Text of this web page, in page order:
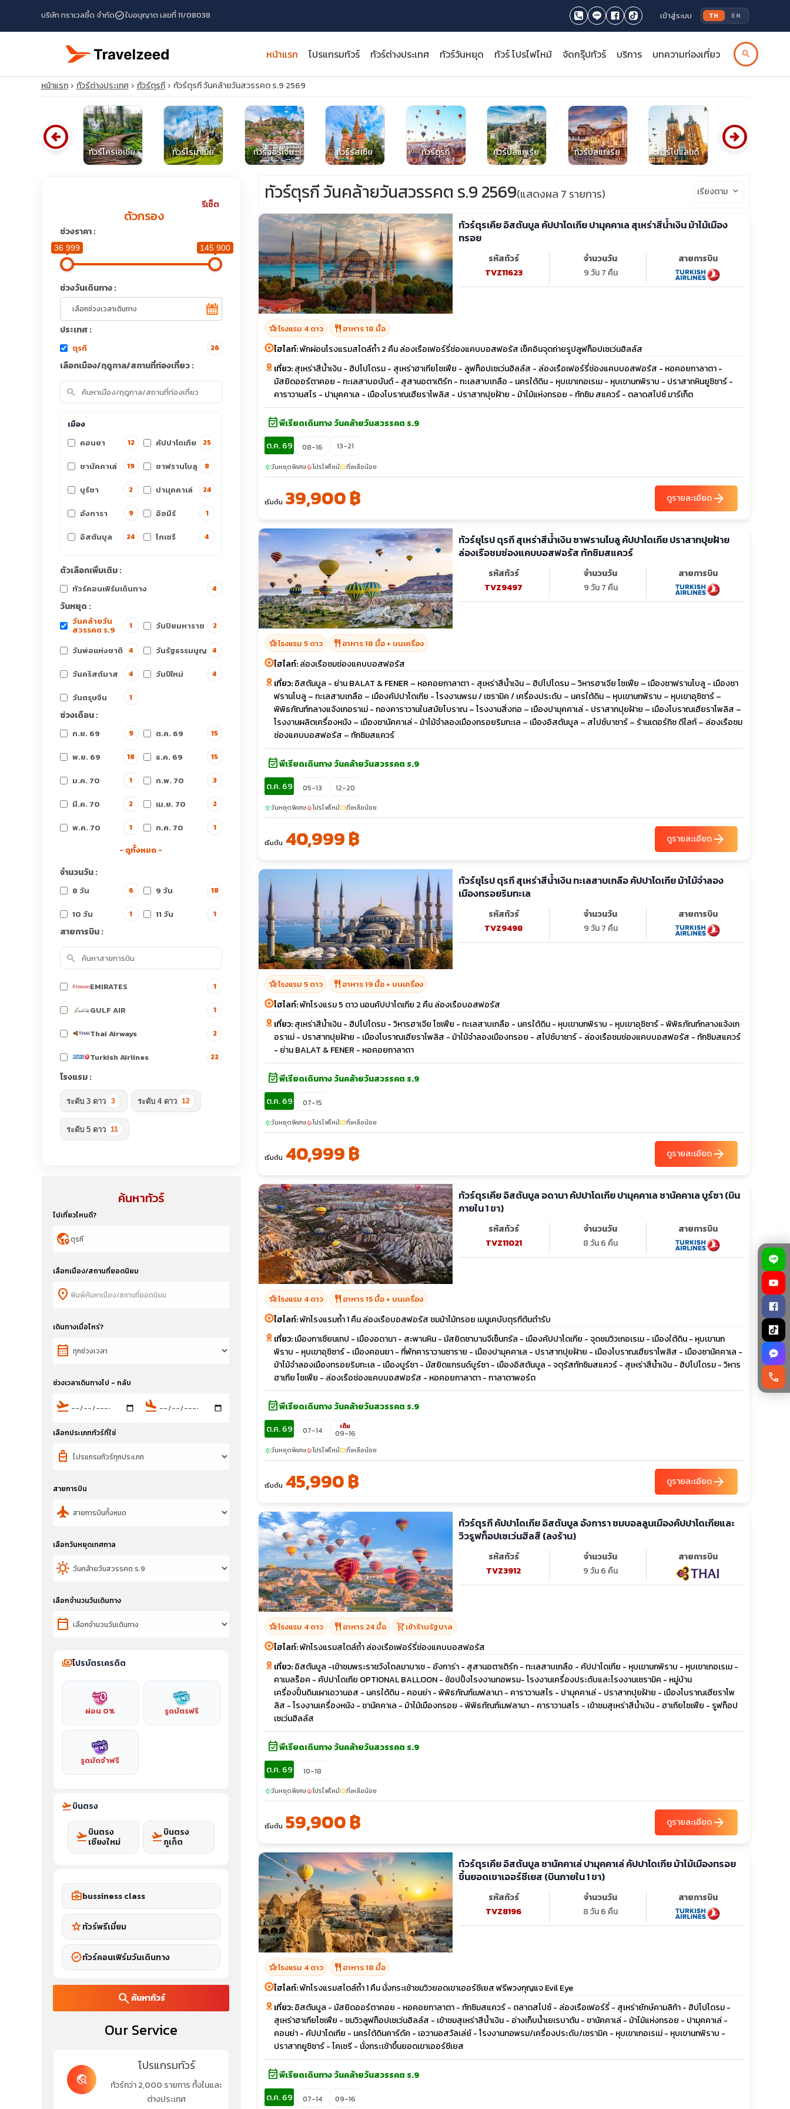
บริษัท ทราเวลซี้ด จำกัดcheck_circleใบอนุญาต เลขที่ 11/08038 เข้าสู่ระบบ TH EN
หน้าแรก โปรแกรมทัวร์ ทัวร์ต่างประเทศ ทัวร์วันหยุด ทัวร์ โปรไฟไหม้ จัดกรุ๊ปทัวร์ บริการ บทความท่องเที่ยว search
close
หน้าแรก ทัวร์ต่างประเทศ ทัวร์ตุรกี ทัวร์ตุรกี วันคล้ายวันสวรรคต ร.9 2569
ทัวร์โปแลนด์ ทัวร์โครเอเชีย ทัวร์โรมาเนีย ทัวร์จอร์เจีย ทัวร์รัสเซีย ทัวร์ตุรกี ทัวร์บัลแกเรีย ทัวร์บัลแกเรีย ทัวร์โปแลนด์ ทัวร์โครเอเชีย
arrow_circle_left arrow_circle_right
รีเซ็ต
ตัวกรอง
ช่วงราคา :
36 999 145 900
ช่วงวันเดินทาง :
ประเทศ :
ตุรกี 26
เลือกเมือง/ฤดูกาล/สถานที่ท่องเที่ยว :
search
เมือง
คอนยา
12 คัปปาโดเกีย 25
ชานัคคาเล่ 19 ซาฟรานโบลู 8
บูร์ซา 2 ปามุคคาเล่ 24
อังการา 9 อิซมีร์ 1
อิสตันบูล 24 ไกเซรี 4
ตัวเลือกเพิ่มเติม :
ทัวร์คอนเฟิร์มเดินทาง 4
วันหยุด :
วันคล้ายวัน
สวรรคต ร.9 1 วันปิยมหาราช 2
วันพ่อแห่งชาติ 4 วันรัฐธรรมนูญ 4
วันคริสต์มาส 4 วันปีใหม่ 4
วันตรุษจีน 1
ช่วงเดือน :
ก.ย. 69 9 ต.ค. 69 15
พ.ย. 69 18 ธ.ค. 69 15
ม.ค. 70 1 ก.พ. 70 3
มี.ค. 70 2 เม.ย. 70 2
พ.ค. 70 1 ก.ค. 70 1
- ดูทั้งหมด -
จำนวนวัน :
8 วัน 6 9 วัน 18
10 วัน 1 11 วัน 1
สายการบิน :
search
EMIRATES 1
GULF AIR 1
Thai Airways 2
Turkish Airlines 22
โรงแรม :
ระดับ 3 ดาว 3 ระดับ 4 ดาว 12
ระดับ 5 ดาว 11
ค้นหาทัวร์
ไปเที่ยวไหนดี?
globe_location_pin
เลือกเมือง/สถานที่ยอดนิยม
location_on
เดินทางเมื่อไหร่?
calendar_month
ช่วงเวลาเดินทางไป - กลับ
flight_takeoff flight_land
เลือกประเภททัวร์ที่ใช่
travel_luggage_and_bags
สายการบิน
flight
เลือกวันหยุดเทศกาล
sunny
เลือกจำนวนวันเดินทาง
calendar_today
paymentsโปรบัตรเครดิต
ผ่อน 0% รูดบัตรฟรี
รูดมัดจำฟรี
flight_takeoffบินตรง
flight_takeoffบินตรง
เชียงใหม่
flight_takeoffบินตรง
ภูเก็ต
business_centerbussiness class
starทัวร์พรีเมี่ยม
verifiedทัวร์คอนเฟิร์มวันเดินทาง
search ค้นหาทัวร์
Our Service
travel_explore
โปรแกรมทัวร์
ทัวร์กว่า 2,000 รายการ ทั้งในและ
ต่างประเทศ
ทัวร์ตุรกี วันคล้ายวันสวรรคต ร.9 2569(แสดงผล 7 รายการ) เรียงตาม keyboard_arrow_down
ทัวร์ตุรเคีย อิสตันบูล คัปปาโดเกีย ปามุคคาเล สุเหร่าสีน้ำเงิน ม้าไม้เมือง
ทรอย
รหัสทัวร์
TVZ11623
จำนวนวัน
9 วัน 7 คืน
สายการบิน
hotel_classโรงแรม 4 ดาว restaurant อาหาร 18 มื้อ
ไฮไลท์:พักผ่อนโรงแรมสไตล์ถ้ำ 2 คืน ล่องเรือเฟอร์รี่ช่องแคบบอสฟอรัส เช็คอินจุดถ่ายรูปลูฟท็อปเซเว่นฮิลล์ส
เที่ยว:สุเหร่าสีน้ำเงิน - ฮิปโปโดรม - สุเหร่าฮาเกียโซเฟีย - ลูฟท็อปเซเว่นฮิลล์ส - ล่องเรือเฟอร์รี่ช่องแคบบอสฟอรัส - หอคอยกาลาตา -
มัสยิดออร์ตาคอย - ทะเลสาบอบันต์ - สุสานอตาเติร์ก - ทะเลสาบเกลือ - นครใต้ดิน - หุบเขาเกอเรเม - หุบเขานกพิราบ - ปราสาทหินยูชิซาร์ -
คาราวานสไร - ปามุคคาเล - เมืองโบราณเฮียราโพลิส - ปราสาทปุยฝ้าย - ม้าไม้แห่งทรอย - ทักซิม สแควร์ - ตลาดสไปซ์ มาร์เก็ต
event_availableพีเรียดเดินทาง วันคล้ายวันสวรรคต ร.9
ต.ค. 69
08-16 13-21
sunnyวันหยุดพิเศษlocal_fire_departmentโปรไฟไหม้confirmation_numberที่เหลือน้อย
เริ่มต้น 39,900 ฿ ดูรายละเอียดarrow_forward
ทัวร์ยุโรป ตุรกี สุเหร่าสีน้ำเงิน ซาฟรานโบลู คัปปาโดเกีย ปราสาทปุยฝ้าย
ล่องเรือชมช่องแคบบอสฟอรัส ทักซิมสแควร์
รหัสทัวร์
TVZ9497
จำนวนวัน
9 วัน 7 คืน
สายการบิน
hotel_classโรงแรม 5 ดาว restaurant อาหาร 18 มื้อ + บนเครื่อง
ไฮไลท์:ล่องเรือชมช่องแคบบอสฟอรัส
เที่ยว:อิสตันบูล - ย่าน BALAT & FENER – หอคอยกาลาตา - สุเหร่าสีน้ำเงิน – ฮิปโปโดรม – วิหารฮาเจีย โซเฟีย – เมืองซาฟรานโบลู - เมืองซา
ฟรานโบลู – ทะเลสาบเกลือ – เมืองคัปปาโดเกีย - โรงงานพรม / เซรามิค / เครื่องประดับ – นครใต้ดิน – หุบเขานกพิราบ – หุบเขาอุซิซาร์ –
พิพิธภัณฑ์กลางแจ้งเกอราเม่ - กองคาราวานในสมัยโบราณ – โรงงานสิ่งทอ – เมืองปามุคคาเล่ - ปราสาทปุยฝ้าย – เมืองโบราณเฮียราโพลิส –
โรงงานผลิตเครื่องหนัง – เมืองชานัคคาเล่ - ม้าไม้จำลองเมืองทรอยริมทะเล – เมืองอิสตันบูล – สไปซ์บาซาร์ – ร้านเตอร์กิช ดีไลท์ – ล่องเรือชม
ช่องแคบบอสฟอรัส – ทักซิมสแควร์
event_availableพีเรียดเดินทาง วันคล้ายวันสวรรคต ร.9
ต.ค. 69
05-13 12-20
sunnyวันหยุดพิเศษlocal_fire_departmentโปรไฟไหม้confirmation_numberที่เหลือน้อย
เริ่มต้น 40,999 ฿ ดูรายละเอียดarrow_forward
ทัวร์ยุโรป ตุรกี สุเหร่าสีน้ำเงิน ทะเลสาบเกลือ คัปปาโดเกีย ม้าไม้จำลอง
เมืองทรอยริมทะเล
รหัสทัวร์
TVZ9498
จำนวนวัน
9 วัน 7 คืน
สายการบิน
hotel_classโรงแรม 5 ดาว restaurant อาหาร 19 มื้อ + บนเครื่อง
ไฮไลท์:พักโรงแรม 5 ดาว นอนคัปปาโดเกีย 2 คืน ล่องเรือบอสฟอรัส
เที่ยว:สุเหร่าสีน้ำเงิน - ฮิปโปโดรม - วิหารฮาเจีย โซเฟีย - ทะเลสาบเกลือ - นครใต้ดิน - หุบเขานกพิราบ - หุบเขาอุซิซาร์ - พิพิธภัณฑ์กลางแจ้งเก
อราเม่ - ปราสาทปุยฝ้าย - เมืองโบราณเฮียราโพลิส - ม้าไม้จำลองเมืองทรอย - สไปซ์บาซาร์ - ล่องเรือชมช่องแคบบอสฟอรัส - ทักซิมสแควร์
- ย่าน BALAT & FENER - หอคอยกาลาตา
event_availableพีเรียดเดินทาง วันคล้ายวันสวรรคต ร.9
ต.ค. 69
07-15
sunnyวันหยุดพิเศษlocal_fire_departmentโปรไฟไหม้confirmation_numberที่เหลือน้อย
เริ่มต้น 40,999 ฿ ดูรายละเอียดarrow_forward
ทัวร์ตุรเคีย อิสตันบูล อดานา คัปปาโดเกีย ปามุคคาเล ซานัคคาเล บูร์ซา (บิน
ภายใน 1 ขา)
รหัสทัวร์
TVZ11021
จำนวนวัน
8 วัน 6 คืน
สายการบิน
hotel_classโรงแรม 4 ดาว restaurant อาหาร 15 มื้อ + บนเครื่อง
ไฮไลท์:พักโรงแรมถ้ำ 1 คืน ล่องเรือบอสฟอรัส ชมม้าไม้ทรอย เมนูเคบับตุรกีต้นตำรับ
เที่ยว:เมืองกาเซียนเทป - เมืองอดานา - สะพานหิน - มัสยิดซาบานจีเซ็นทรัล - เมืองคัปปาโดเกีย - จุดชมวิวเกอเรเม - เมืองใต้ดิน - หุบเขานก
พิราบ - หุบเขาอุชิซาร์ - เมืองคอนยา - ที่พักคาราวานซาราย - เมืองปามุคคาเล - ปราสาทปุยฝ้าย - เมืองโบราณเฮียราโพลิส - เมืองซานัคคาเล -
ม้าไม้จำลองเมืองทรอยริมทะเล - เมืองบูร์ซา - มัสยิดแกรนด์บูร์ซา - เมืองอิสตันบูล - จตุรัสทักซิมสแควร์ - สุเหร่าสีน้ำเงิน - ฮิปโปโดรม - วิหาร
ฮาเกีย โซเฟีย - ล่องเรือช่องแคบบอสฟอรัส - หอคอยกาลาตา - กาลาตาพอร์ต
event_availableพีเรียดเดินทาง วันคล้ายวันสวรรคต ร.9
ต.ค. 69
07-14 เต็ม
09-16
sunnyวันหยุดพิเศษlocal_fire_departmentโปรไฟไหม้confirmation_numberที่เหลือน้อย
เริ่มต้น 45,990 ฿ ดูรายละเอียดarrow_forward
ทัวร์ตุรกี คัปปาโดเกีย อิสตันบูล อังการา ชมบอลลูนเมืองคัปปาโดเกียและ
วิวรูฟท็อปเซเว่นฮิลสื (ลงร้าน)
รหัสทัวร์
TVZ3912
จำนวนวัน
9 วัน 6 คืน
สายการบิน
hotel_classโรงแรม 4 ดาว restaurant อาหาร 24 มื้อ shopping_cartเข้าร้านรัฐบาล
ไฮไลท์:พักโรงแรมสไตล์ถ้ำ ล่องเรือเฟอร์รี่ช่องแคบบอสฟอรัส
เที่ยว:อิสตันบูล -เข้าชมพระราชวังโดลมาบาเช - อังการ่า - สุสานอตาเติร์ก - ทะเลสาบเกลือ - คัปปาโดเกีย - หุบเขานกพิราบ - หุบเขาเกอเรเม -
คาเมลร็อค - คัปปาโดเกีย OPTIONAL BALLOON - ช้อปปิ้งโรงงานทอพรม- โรงงานเครื่องประดับและโรงงานเซรามิค - หมู่บ้าน
เครื่องปั้นดินเผาเอวานอส - นครใต้ดิน - คอนย่า - พิพิธภัณฑ์เมฟลานา - คาราวานสไร - ปามุคคาเล่ - ปราสาทปุยฝ้าย - เมืองโบราณเฮียราโพ
ลิส - โรงงานเครื่องหนัง - ชานัคคาเล - ม้าไม้เมืองทรอย - พิพิธภัณฑ์เมฟลานา - คาราวานสไร - เข้าชมสุเหร่าสีน้ำเงิน - ฮาเกียโซเฟีย - รูฟท็อป
เซเว่นฮิลล์ส
event_availableพีเรียดเดินทาง วันคล้ายวันสวรรคต ร.9
ต.ค. 69
10-18
sunnyวันหยุดพิเศษlocal_fire_departmentโปรไฟไหม้confirmation_numberที่เหลือน้อย
เริ่มต้น 59,900 ฿ ดูรายละเอียดarrow_forward
ทัวร์ตุรเคีย อิสตันบูล ชานัคคาเล่ ปามุคคาเล่ คัปปาโดเกีย ม้าไม้เมืองทรอย
ขึ้นยอดเขาเออร์ซีเยส (บินภายใน 1 ขา)
รหัสทัวร์
TVZ8196
จำนวนวัน
8 วัน 6 คืน
สายการบิน
hotel_classโรงแรม 4 ดาว restaurant อาหาร 18 มื้อ
ไฮไลท์:พักโรงแรมสไตล์ถ้ำ 1 คืน นั่งกระเช้าชมวิวยอดเขาเออร์ซีเยส ฟรีพวงกุญแจ Evil Eye
เที่ยว:อิสตันบูล - มัสยิดออร์ตาคอย - หอคอยกาลาตา - ทักซิมสแควร์ - ตลาดสไปซ์ - ล่องเรือเฟอร์รี่ - สุเหร่ายักษ์คามลิก้า - ฮิปโปโดรม -
สุเหร่าฮาเกียโซเฟีย - ชมวิวลูฟท็อปเซเว่นฮิลล์ส - เข้าชมสุเหร่าสีน้ำเงิน - อ่างเก็บน้ำเยเรบาตัน - ชานัคคาเล่ - ม้าไม้แห่งทรอย - ปามุคคาเล่ -
คอนย่า - คัปปาโดเกีย - นครใต้ดินคาร์ดัค - เอวานอสวัลเล่ย์ - โรงงานทอพรม/เครื่องประดับ/เซรามิค - หุบเขาเกอเรเม่ - หุบเขานกพิราบ -
ปราสาทยูชิซาร์ - ไคเซรี - นั่งกระเช้าขึ้นยอดเขาเออร์ซีเยส
event_availableพีเรียดเดินทาง วันคล้ายวันสวรรคต ร.9
ต.ค. 69
07-14 09-16
call